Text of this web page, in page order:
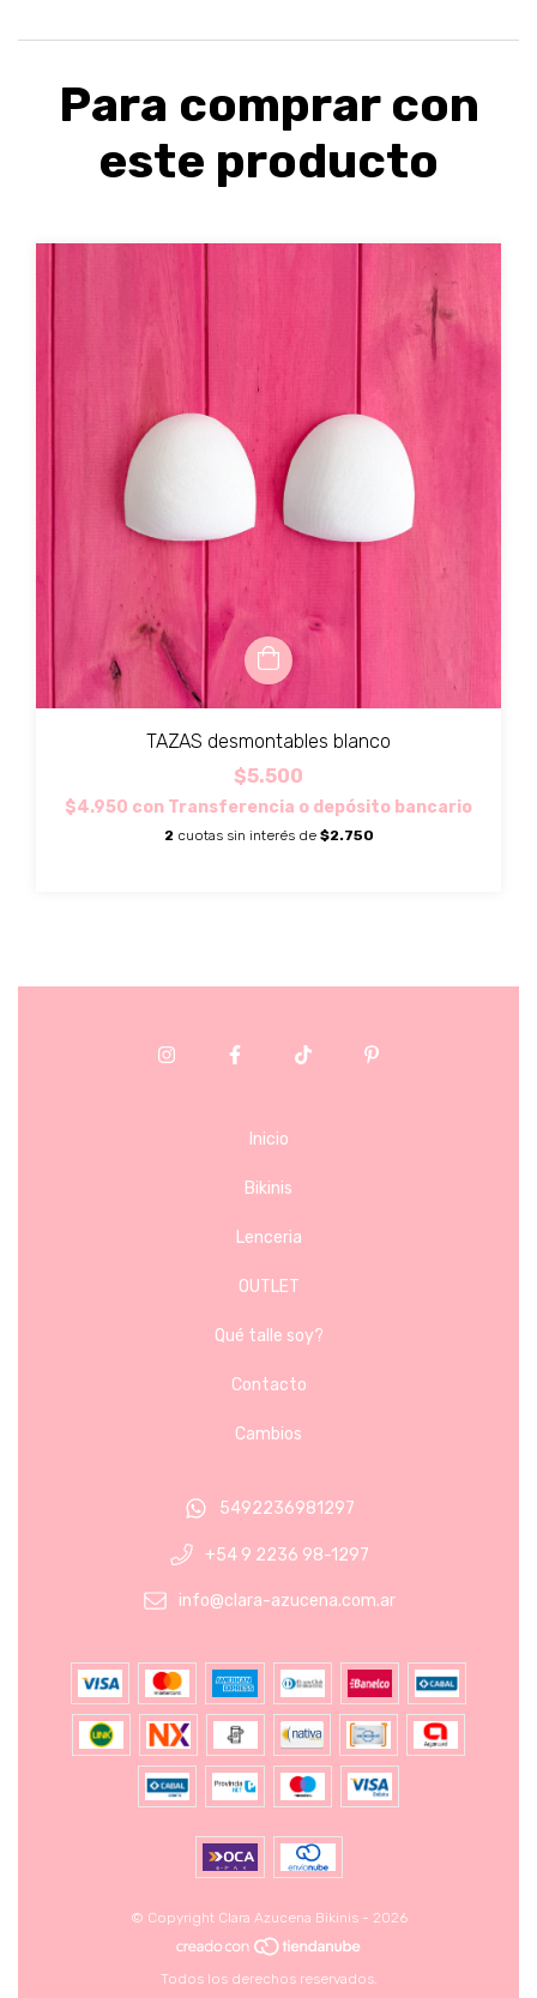
Para comprar con
este producto
TAZAS desmontables blanco
$5.500
$4.950 con Transferencia o depósito bancario
2 cuotas sin interés de $2.750
Inicio
Bikinis
Lenceria
OUTLET
Qué talle soy?
Contacto
Cambios
5492236981297
+54 9 2236 98-1297
info@clara-azucena.com.ar
© Copyright Clara Azucena Bikinis - 2026
Todos los derechos reservados.